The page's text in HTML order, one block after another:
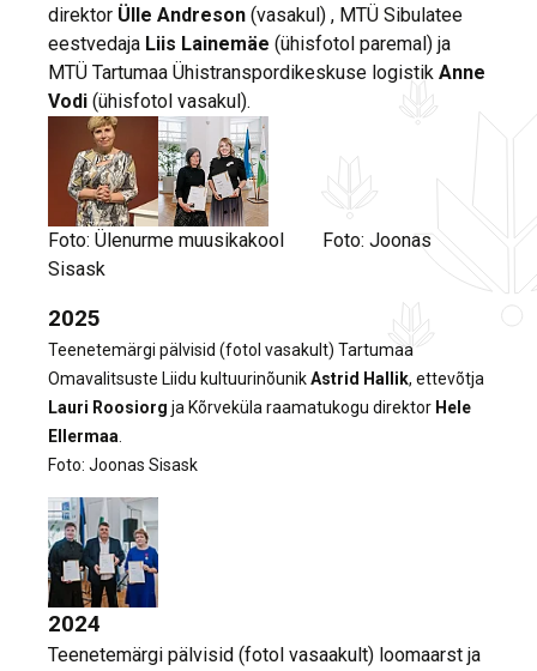
direktor Ülle Andreson (vasakul) , MTÜ Sibulatee
eestvedaja Liis Lainemäe (ühisfotol paremal) ja
MTÜ Tartumaa Ühistranspordikeskuse logistik Anne
Vodi (ühisfotol vasakul).
Foto: Ülenurme muusikakool Foto: Joonas
Sisask
2025
Teenetemärgi pälvisid (fotol vasakult) Tartumaa
Omavalitsuste Liidu kultuurinõunikAstrid Hallik, ettevõtja
Lauri Roosiorg ja Kõrveküla raamatukogu direktor Hele
Ellermaa
Foto: Joonas Sisask
2024
Teenetemärgi pälvisid (fotol vasaakult) loomaarst ja